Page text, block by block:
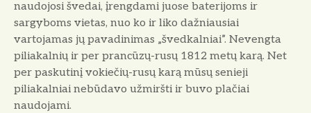
naudojosi švedai, įrengdami juose baterijoms ir
sargyboms vietas, nuo ko ir liko dažniausiai
vartojamas jų pavadinimas „švedkalniai”. Nevengta
piliakalnių ir per prancūzų-rusų 1812 metų karą. Net
per paskutinį vokiečių-rusų karą mūsų senieji
piliakalniai nebūdavo užmiršti ir buvo plačiai
naudojami.